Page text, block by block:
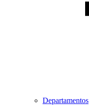
Departamentos